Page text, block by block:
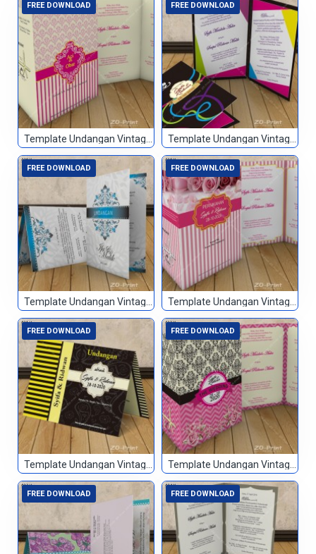
FREE DOWNLOAD
Template Undangan Vintage 027
FREE DOWNLOAD
Template Undangan Vintage 028
FREE DOWNLOAD
Template Undangan Vintage 029
FREE DOWNLOAD
Template Undangan Vintage 030
FREE DOWNLOAD
Template Undangan Vintage 031
FREE DOWNLOAD
Template Undangan Vintage 032
FREE DOWNLOAD FREE DOWNLOAD